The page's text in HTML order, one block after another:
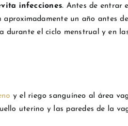
infecciones. Antes de entrar
aproximadamente un año antes
durante el ciclo menstrual y en
y el riego sanguíneo al área
uterino y las paredes de la